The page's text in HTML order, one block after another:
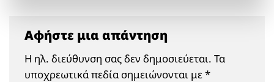
Αφήστε μια απάντηση
Η ηλ. διεύθυνση σας δεν δημοσιεύεται. Τα
υποχρεωτικά πεδία σημειώνονται με*